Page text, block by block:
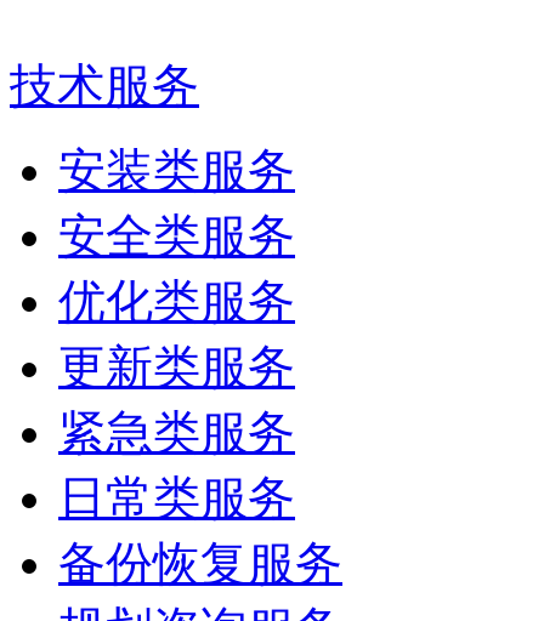
技术服务
安装类服务
安全类服务
优化类服务
更新类服务
紧急类服务
日常类服务
备份恢复服务